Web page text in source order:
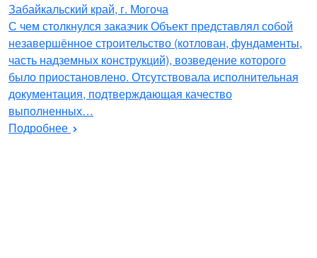
Забайкальский край, г. Могоча
С чем столкнулся заказчик Объект представлял собой
незавершённое строительство (котлован, фундаменты,
часть надземных конструкций), возведение которого
было приостановлено. Отсутствовала исполнительная
документация, подтверждающая качество
выполненных…
Подробнее